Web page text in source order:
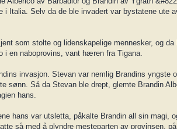
Italia. Selv da de ble invadert var bystatene ute
som stolte og lidenskapelige mennesker, og
i en naboprovins, vant hæren fra Tigana.
invasjon. Stevan var nemlig Brandins yngste
sønn. Så da Stevan ble drept, glemte Brandin
hans.
hans var utsletta, påkalte Brandin all sin magi,
så med å plyndre mesteparten av provinsen,